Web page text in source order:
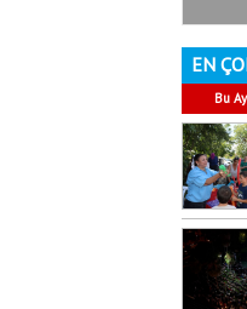
EN
Bu Ay